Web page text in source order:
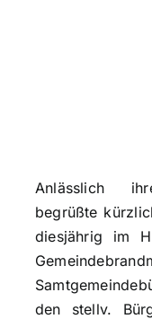
Anlässlich
begrüßte
diesjährig im
den stellv.